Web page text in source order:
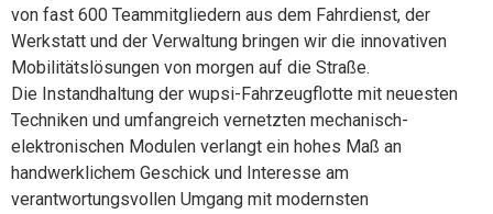
von fast 600 Teammitgliedern aus dem Fahrdienst, der
Werkstatt und der Verwaltung bringen wir die innovativen
Mobilitätslösungen von morgen auf die Straße.
Die Instandhaltung der wupsi-Fahrzeugflotte mit neuesten
Techniken und umfangreich vernetzten mechanisch-
elektronischen Modulen verlangt ein hohes Maß an
handwerklichem Geschick und Interesse am
verantwortungsvollen Umgang mit modernsten